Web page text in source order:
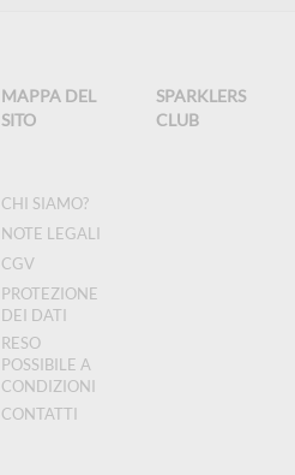
MAPPA DEL
SITO
CHI SIAMO?
NOTE LEGALI
CGV
PROTEZIONE
DEI DATI
RESO
POSSIBILE A
CONDIZIONI
CONTATTI
SPARKLERS
CLUB